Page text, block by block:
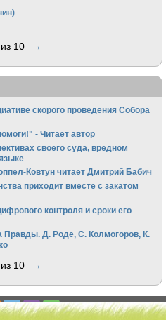
10 →
скорого проведения Собора
- Читает автор
своего суда, вредном
Ковтун читает Дмитрий Бабич
приходит вместе с закатом
контроля и сроки его
Правды. Д. Роде, С. Колмогоров, К.
10 →